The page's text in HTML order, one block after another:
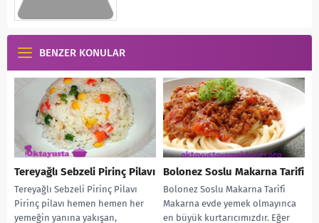
BENZER KONULAR
Tereyağlı Sebzeli Pirinç Pilavı
Tereyağlı Sebzeli Pirinç Pilavı
Pirinç pilavı hemen hemen her
yemeğin yanına yakışan,
Bolonez Soslu Makarna Tarifi
Bolonez Soslu Makarna Tarifi
Makarna evde yemek olmayınca
en büyük kurtarıcımızdır. Eğer